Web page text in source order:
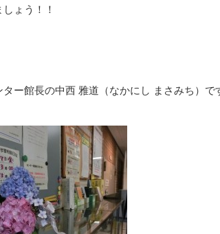
ょう！！
ー館長の中西 雅道（なかにし まさみち）で